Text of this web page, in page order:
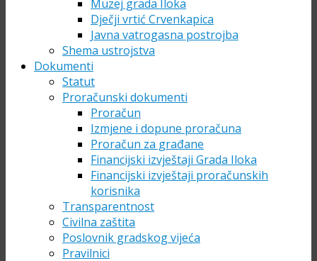
Muzej grada Iloka
Dječji vrtić Crvenkapica
Javna vatrogasna postrojba
Shema ustrojstva
Dokumenti
Statut
Proračunski dokumenti
Proračun
Izmjene i dopune proračuna
Proračun za građane
Financijski izvještaji Grada Iloka
Financijski izvještaji proračunskih
korisnika
Transparentnost
Civilna zaštita
Poslovnik gradskog vijeća
Pravilnici